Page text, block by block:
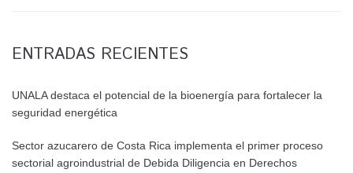
ENTRADAS RECIENTES
UNALA destaca el potencial de la bioenergía para fortalecer la
seguridad energética
Sector azucarero de Costa Rica implementa el primer proceso
sectorial agroindustrial de Debida Diligencia en Derechos